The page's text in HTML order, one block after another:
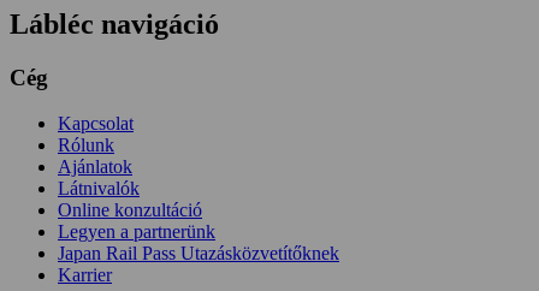
Lábléc navigáció
Cég
Kapcsolat
Rólunk
Ajánlatok
Látnivalók
Online konzultáció
Legyen a partnerünk
Japan Rail Pass Utazásközvetítőknek
Karrier